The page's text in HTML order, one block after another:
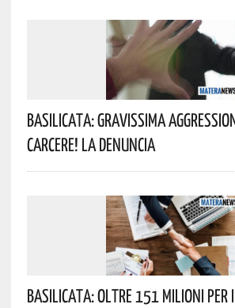
Basilicata: Gravissima
Carcere! La Denuncia
Basilicata: Oltre 151 Milioni Per